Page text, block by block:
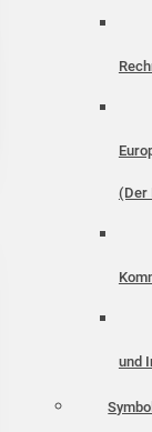
(Der
und